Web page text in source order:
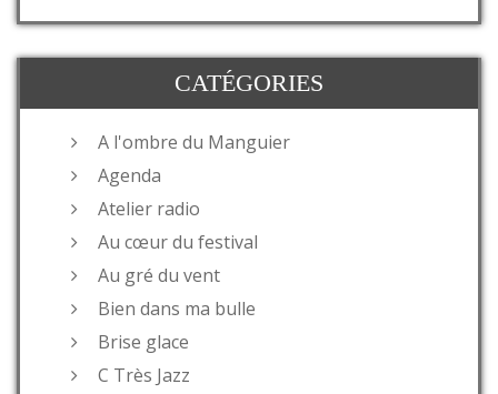
CATÉGORIES
A l'ombre du Manguier
Agenda
Atelier radio
Au cœur du festival
Au gré du vent
Bien dans ma bulle
Brise glace
C Très Jazz